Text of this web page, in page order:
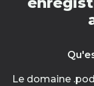
Le domaine